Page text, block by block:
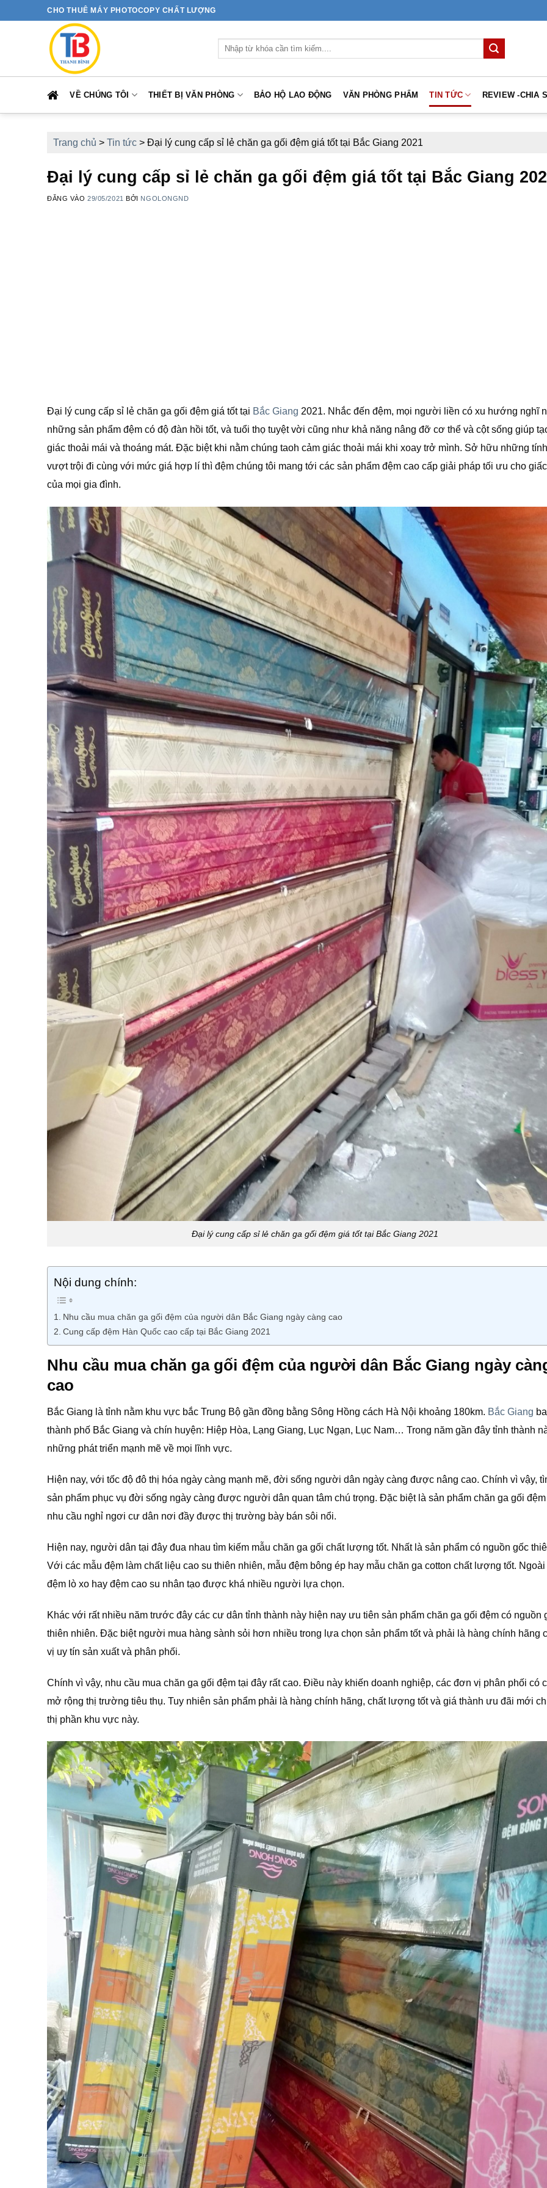
qua
CHO THUÊ MÁY PHOTOCOPY CHẤT LƯỢNG
Tìm
kiếm:
VỀ CHÚNG TÔI THIẾT BỊ VĂN PHÒNG BẢO HỘ LAO ĐỘNG VĂN PHÒNG PHẨM TIN TỨC REVIEW -CHIA
Trang chủ > Tin tức > Đại lý cung cấp sỉ lẻ chăn ga gối đệm giá tốt tại Bắc Giang 2021
Đại lý cung cấp sỉ lẻ chăn ga gối đệm giá tốt tại Bắc Giang
ĐĂNG VÀO29/05/2021 BỞI NGOLONGND
Đại lý cung cấp sỉ lẻ chăn ga gối đệm giá tốt tại Bắc Giang 2021. Nhắc đến đệm, mọi người liền có xu hướng nghĩ
những sản phẩm đệm có độ đàn hồi tốt, và tuổi thọ tuyệt vời cũng như khả năng nâng đỡ cơ thể và cột sống giúp
giác thoải mái và thoáng mát. Đặc biệt khi nằm chúng taoh cảm giác thoải mái khi xoay trở mình. Sở hữu những
vượt trội đi cùng với mức giá hợp lí thì đệm chúng tôi mang tới các sản phẩm đệm cao cấp giải pháp tối ưu cho
của mọi gia đình.
Đại lý cung cấp sỉ lẻ chăn ga gối đệm giá tốt tại Bắc Giang 2021
Nội dung chính:
Nhu cầu mua chăn ga gối đệm của người dân Bắc Giang ngày càng cao
Cung cấp đệm Hàn Quốc cao cấp tại Bắc Giang 2021
Nhu cầu mua chăn ga gối đệm của người dân Bắc Giang ngày
cao
Bắc Giang là tỉnh nằm khu vực bắc Trung Bộ gần đồng bằng Sông Hồng cách Hà Nội khoảng 180km. Bắc Giang
thành phố Bắc Giang và chín huyện: Hiệp Hòa, Lạng Giang, Lục Ngạn, Lục Nam… Trong năm gần đây tỉnh thành
những phát triển mạnh mẽ về mọi lĩnh vực.
Hiện nay, với tốc độ đô thị hóa ngày càng mạnh mẽ, đời sống người dân ngày càng được nâng cao. Chính vì vậy,
sản phẩm phục vụ đời sống ngày càng được người dân quan tâm chú trọng. Đặc biệt là sản phẩm chăn ga gối
nhu cầu nghỉ ngơi cư dân nơi đầy được thị trường bày bán sôi nổi.
Hiện nay, người dân tại đây đua nhau tìm kiếm mẫu chăn ga gối chất lượng tốt. Nhất là sản phẩm có nguồn gốc
Với các mẫu đệm làm chất liệu cao su thiên nhiên, mẫu đệm bông ép hay mẫu chăn ga cotton chất lượng tốt. Ngoài
đệm lò xo hay đệm cao su nhân tạo được khá nhiều người lựa chọn.
Khác với rất nhiều năm trước đây các cư dân tỉnh thành này hiện nay ưu tiên sản phẩm chăn ga gối đệm có nguồn
thiên nhiên. Đặc biệt người mua hàng sành sỏi hơn nhiều trong lựa chọn sản phẩm tốt và phải là hàng chính hãng
vị uy tín sản xuất và phân phối.
Chính vì vậy, nhu cầu mua chăn ga gối đệm tại đây rất cao. Điều này khiến doanh nghiệp, các đơn vị phân phối có
mở rộng thị trường tiêu thụ. Tuy nhiên sản phẩm phải là hàng chính hãng, chất lượng tốt và giá thành ưu đãi mới
thị phần khu vực này.